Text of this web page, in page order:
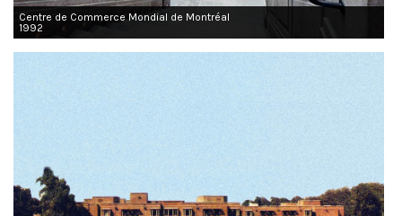
Centre de Commerce Mondial de Montréal
1992